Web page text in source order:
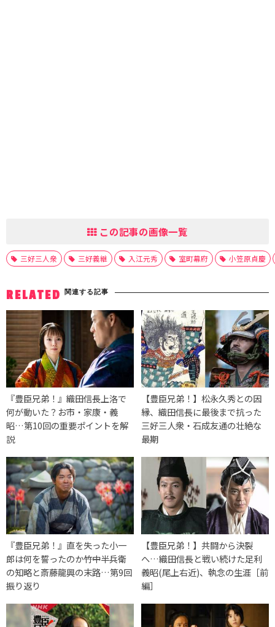
この記事の画像一覧
三好三人衆 三好義継 入江元秀 室町幕府 小笠原貞慶
RELATED 関連する記事
『豊臣兄弟！』織田信長上洛で
何が動いた？お市・家康・義
昭…第10回の重要ポイントを解
説
【豊臣兄弟！】松永久秀との因
縁、織田信長に最後まで抗った
三好三人衆・石成友通の壮絶な
最期
『豊臣兄弟！』直を失った小一
郎は何を誓ったのか――竹中半兵衛
の知略と斎藤龍興の末路…第9回
振り返り
【豊臣兄弟！】共闘から決裂
へ…織田信長と戦い続けた足利
義昭(尾上右近)、執念の生涯［前
編］